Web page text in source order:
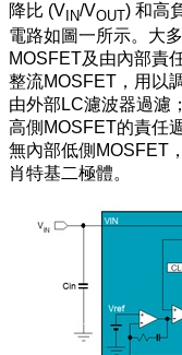
降比 (V IN/VOUT) 和高
電路如圖一所示。大
MOSFET及由內部責
整流MOSFET，用以
由外部LC濾波器過濾
高側MOSFET的責任
無內部低側MOSFET
肖特基二極體。